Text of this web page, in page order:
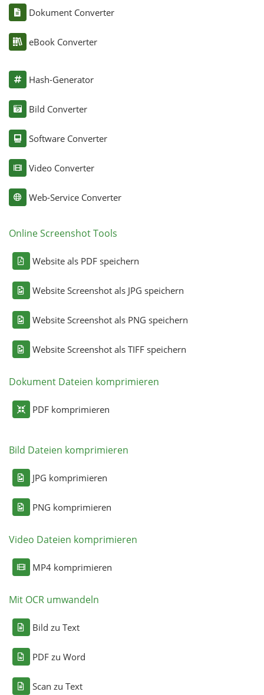
Dokument Converter
eBook Converter
Hash-Generator
Bild Converter
Software Converter
Video Converter
Web-Service Converter
Online Screenshot Tools
Website als PDF speichern
Website Screenshot als JPG speichern
Website Screenshot als PNG speichern
Website Screenshot als TIFF speichern
Dokument Dateien komprimieren
PDF komprimieren
Bild Dateien komprimieren
JPG komprimieren
PNG komprimieren
Video Dateien komprimieren
MP4 komprimieren
Mit OCR umwandeln
Bild zu Text
PDF zu Word
Scan zu Text